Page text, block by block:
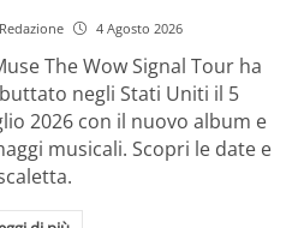
Redazione 4 Agosto 2026
The Wow Signal Tour ha
negli Stati Uniti il 5
2026 con il nuovo album e
musicali. Scopri le date e